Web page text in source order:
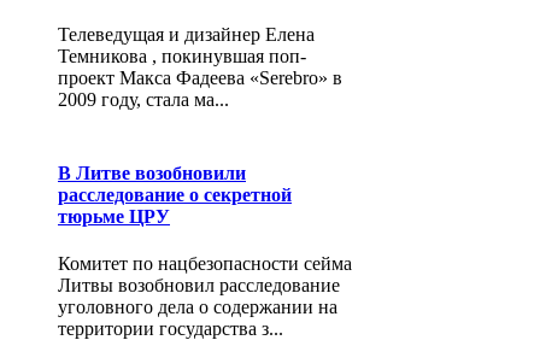
Телеведущая и дизайнер Елена
Темникова , покинувшая поп-
проект Макса Фадеева «Serebro» в
2009 году, стала ма...
В Литве возобновили
расследование о секретной
тюрьме ЦРУ
Комитет по нацбезопасности сейма
Литвы возобновил расследование
уголовного дела о содержании на
территории государства з...